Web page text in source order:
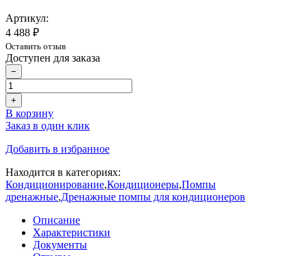
Артикул:
4 488 ₽
Оставить отзыв
Доступен для заказа
−
+
В корзину
Заказ в один клик
Добавить в избранное
Находится в категориях:
Кондиционирование,Кондиционеры,Помпы
дренажные,Дренажные помпы для кондиционеров
Описание
Характеристики
Документы